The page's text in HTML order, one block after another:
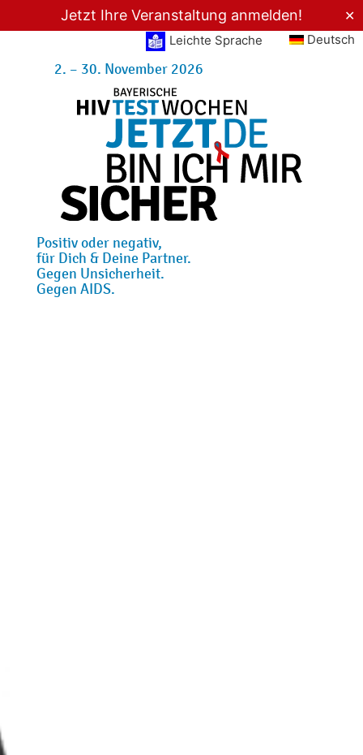
Jetzt Ihre Veranstaltung anmelden!
✕
Leichte Sprache
Deutsch
2. – 30. November 2026
Positiv oder negativ,
für Dich & Deine Partner.
Gegen Unsicherheit.
Gegen AIDS.